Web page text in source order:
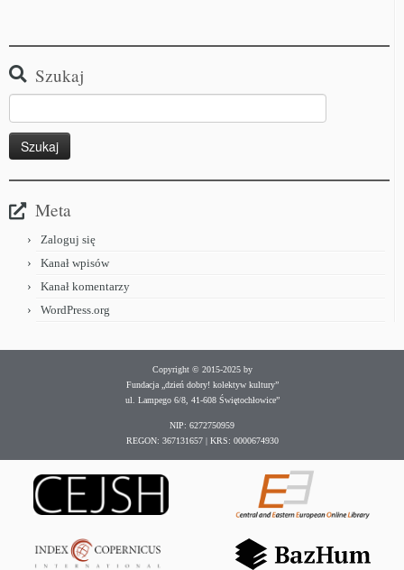
Szukaj
Meta
Zaloguj się
Kanał wpisów
Kanał komentarzy
WordPress.org
Copyright © 2015-2025 by
Fundacja „dzień dobry! kolektyw kultury”
ul. Lampego 6/8, 41-608 Świętochłowice”
NIP: 6272750959
REGON: 367131657 | KRS: 0000674930